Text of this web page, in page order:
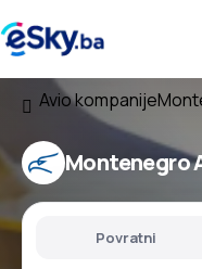
Avio kompanije
Montenegro
Povratni